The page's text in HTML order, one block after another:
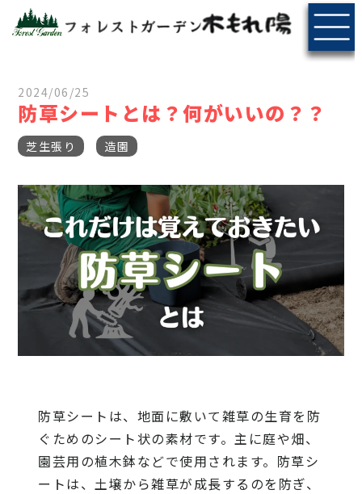
2024/06/25
防草シートとは？何がいいの？？
芝生張り 造園
防草シートは、地面に敷いて雑草の生育を防
ぐためのシート状の素材です。主に庭や畑、
園芸用の植木鉢などで使用されます。防草シ
ートは、土壌から雑草が成長するのを防ぎ、